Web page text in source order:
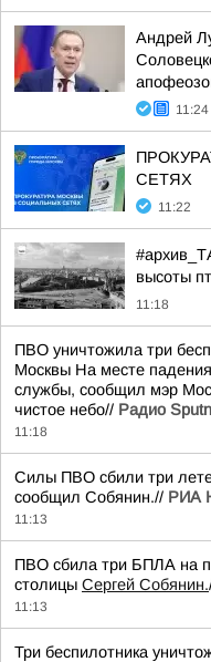
Андрей
11:24
СЕТЯХ
11:22
высоты
11:18
ПВО уничтожила три
Москвы На месте
службы, сообщил мэр
чистое небо// Радио
11:18
Силы ПВО сбили три
сообщил Собянин.// РИА
11:13
ПВО сбила три БПЛА на
столицы Сергей Собянин.
11:13
Три беспилотника